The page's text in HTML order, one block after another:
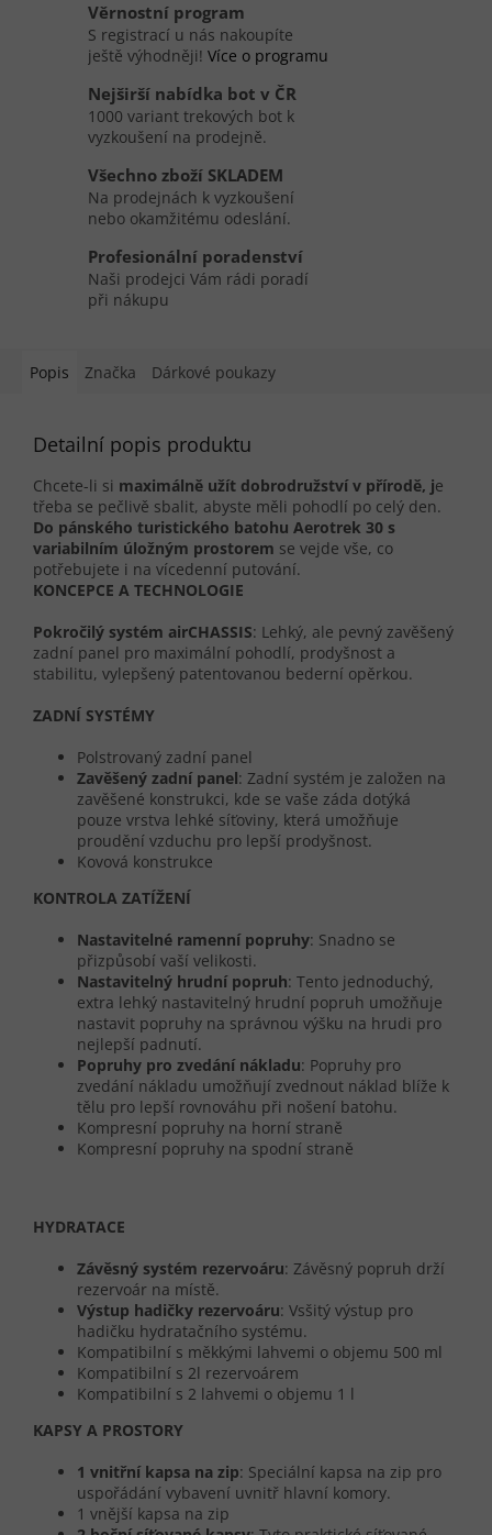
Věrnostní program
S registrací u nás nakoupíte
ještě výhodněji! Více o programu
Nejširší nabídka bot v ČR
1000 variant trekových bot k
vyzkoušení na prodejně.
Všechno zboží SKLADEM
Na prodejnách k vyzkoušení
nebo okamžitému odeslání.
Profesionální poradenství
Naši prodejci Vám rádi poradí
při nákupu
Popis Značka Dárkové poukazy
Detailní popis produktu
Chcete-li si maximálně užít dobrodružství v přírodě, je
třeba se pečlivě sbalit, abyste měli pohodlí po celý den.
Do pánského turistického batohu Aerotrek 30 s
variabilním úložným prostorem se vejde vše, co
potřebujete i na vícedenní putování.
KONCEPCE A TECHNOLOGIE
Pokročilý systém airCHASSIS: Lehký, ale pevný zavěšený
zadní panel pro maximální pohodlí, prodyšnost a
stabilitu, vylepšený patentovanou bederní opěrkou.
ZADNÍ SYSTÉMY
Polstrovaný zadní panel
Zavěšený zadní panel: Zadní systém je založen na
zavěšené konstrukci, kde se vaše záda dotýká
pouze vrstva lehké síťoviny, která umožňuje
proudění vzduchu pro lepší prodyšnost.
Kovová konstrukce
KONTROLA ZATÍŽENÍ
Nastavitelné ramenní popruhy: Snadno se
přizpůsobí vaší velikosti.
Nastavitelný hrudní popruh: Tento jednoduchý,
extra lehký nastavitelný hrudní popruh umožňuje
nastavit popruhy na správnou výšku na hrudi pro
nejlepší padnutí.
Popruhy pro zvedání nákladu: Popruhy pro
zvedání nákladu umožňují zvednout náklad blíže k
tělu pro lepší rovnováhu při nošení batohu.
Kompresní popruhy na horní straně
Kompresní popruhy na spodní straně
HYDRATACE
Závěsný systém rezervoáru: Závěsný popruh drží
rezervoár na místě.
Výstup hadičky rezervoáru: Vsšitý výstup pro
hadičku hydratačního systému.
Kompatibilní s měkkými lahvemi o objemu 500 ml
Kompatibilní s 2l rezervoárem
Kompatibilní s 2 lahvemi o objemu 1 l
KAPSY A PROSTORY
1 vnitřní kapsa na zip: Speciální kapsa na zip pro
uspořádání vybavení uvnitř hlavní komory.
1 vnější kapsa na zip